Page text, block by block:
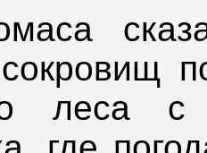
леса с